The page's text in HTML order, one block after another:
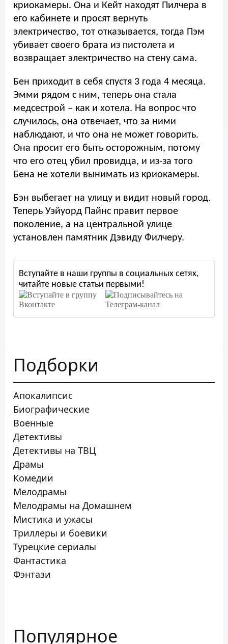
криокамеры. Она и Кейт находят Пилчера в
его кабинете и просят вернуть
электричество, тот отказывается, тогда Пэм
убивает своего брата из пистолета и
возвращает электричество на стену сама.
Бен приходит в себя спустя 3 года 4 месяца.
Эмми рядом с ним, теперь она стала
медсестрой – как и хотела. На вопрос что
случилось, она отвечает, что за ними
наблюдают, и что она не может говорить.
Она просит его быть осторожным, потому
что его отец убил провидца, и из-за того
Бена не хотели вынимать из криокамеры.
Бэн выбегает на улицу и видит новый город.
Теперь Уэйуорд Пайнс правит первое
поколение, а на центральной улице
установлен памятник Дэвиду Филчеру.
Вступайте в наши группы в социальных сетях,
читайте новые статьи первыми!
Подборки
Апокалипсис
Биографические
Военные
Детективы
Детективы на ТВЦ
Драмы
Комедии
Мелодрамы
Мелодрамы на Домашнем
Мистика и ужасы
Триллеры и боевики
Турецкие сериалы
Фантастика
Фэнтази
Популярное